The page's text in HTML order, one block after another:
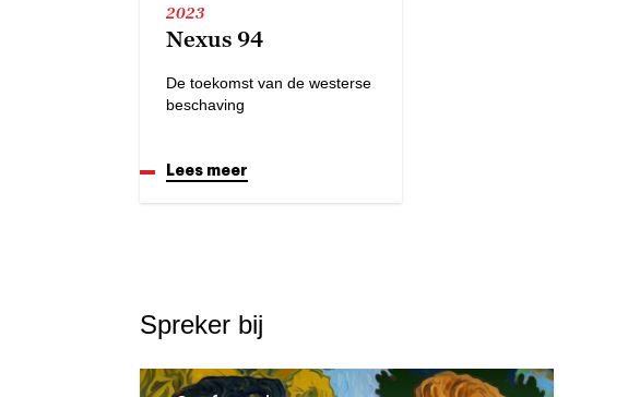
2023
Nexus 94
De toekomst van de westerse
beschaving
Lees meer
Spreker bij